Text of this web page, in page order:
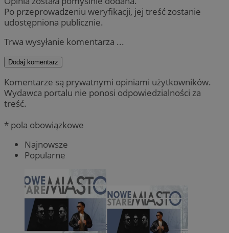
Po przeprowadzeniu weryfikacji, jej treść zostanie
udostępniona publicznie.
Trwa wysyłanie komentarza ...
Dodaj komentarz
Komentarze są prywatnymi opiniami użytkowników.
Wydawca portalu nie ponosi odpowiedzialności za
treść.
* pola obowiązkowe
Najnowsze
Popularne